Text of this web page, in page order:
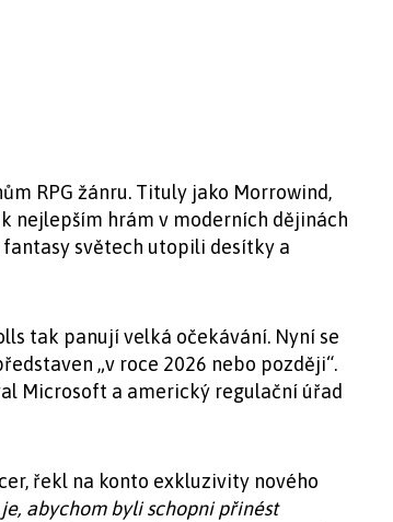
RPG žánru. Tituly jako Morrowind,
nejlepším hrám v moderních dějinách
světech utopili desítky a
tak panují velká očekávání. Nyní se
„v roce 2026 nebo později“.
Microsoft a americký regulační úřad
řekl na konto exkluzivity nového
abychom byli schopni přinést